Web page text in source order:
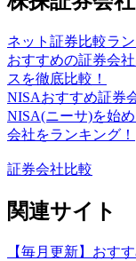
ネット証券比較ラ
おすすめの証券会
スを徹底比較！
NISAおすすめ証券
NISA(ニーサ)を始
会社をランキング！
証券会社比較
関連サイト
【毎月更新】おす